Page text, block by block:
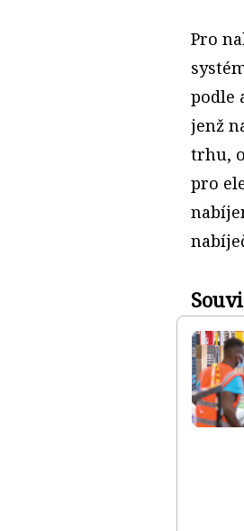
Pro
podle
jenž
trhu,
pro